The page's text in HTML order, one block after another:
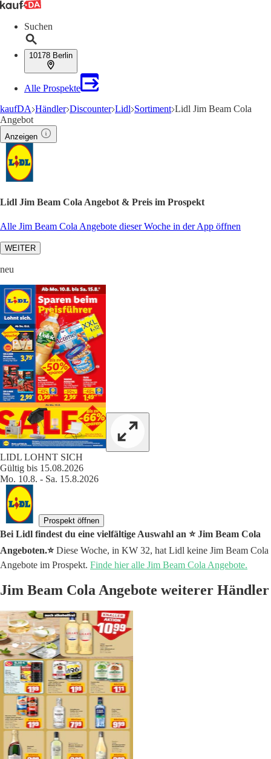
Suchen
10178 Berlin
Alle Prospekte
kaufDA Händler Discounter Lidl Sortiment Lidl Jim Beam Cola
Angebot
Anzeigen
Lidl Jim Beam Cola Angebot & Preis im Prospekt
Alle Jim Beam Cola Angebote dieser Woche in der App öffnen
WEITER
neu
LIDL LOHNT SICH
Gültig bis 15.08.2026
Mo. 10.8. - Sa. 15.8.2026
Prospekt öffnen
Bei Lidl findest du eine vielfältige Auswahl an ⭐️ Jim Beam Cola
Angeboten.⭐️Diese Woche, in KW 32, hat Lidl keine Jim Beam Cola
Angebote im Prospekt. Finde hier alle Jim Beam Cola Angebote.
Jim Beam Cola Angebote weiterer Händler